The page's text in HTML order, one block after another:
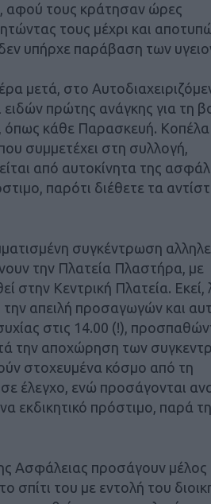
αφού τους κράτησαν ώρες
τους μέχρι και
υπήρχε παράβαση των
μετά, στο
πρώτης ανάγκης για τη
όπως κάθε Παρασκευή.
συμμετέχει στη συλλογή,
από αυτοκίνητα της
παρότι διέθετε τα
συγκέντρωση
την Πλατεία Πλαστήρα, με
Κεντρική Πλατεία. Εκεί,
την απειλή προσαγωγών και
στις 14.00 (!),
την αποχώρηση των
στοχευμένα κόσμο από τη
έλεγχο, ενώ προσάγονται
εκδικητικό πρόστιμο, παρά
Ασφάλειας προσάγουν μέλος
σπίτι του με εντολή του